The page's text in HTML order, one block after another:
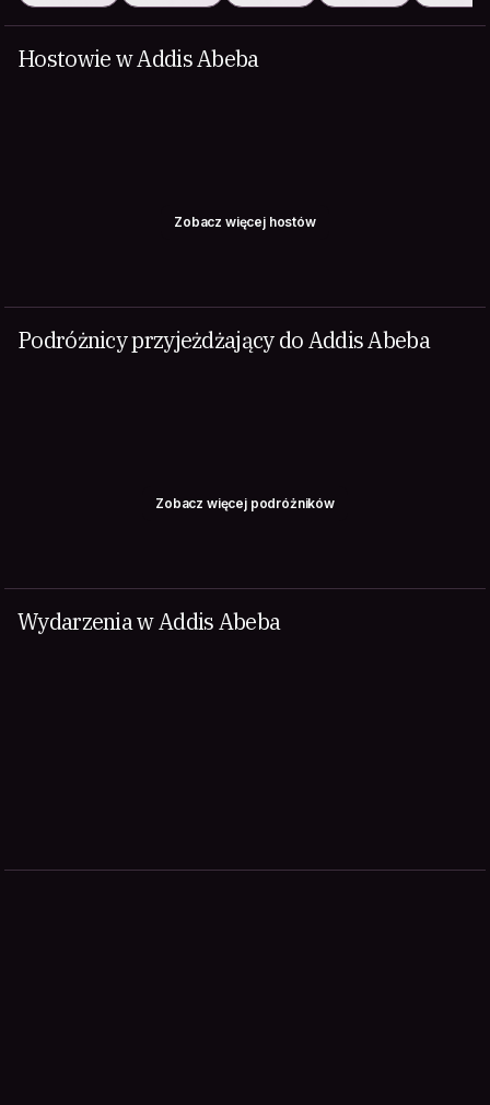
Hostowie w Addis Abeba
Zobacz więcej hostów
Podróżnicy przyjeżdżający do Addis Abeba
Zobacz więcej podróżników
Wydarzenia w Addis Abeba